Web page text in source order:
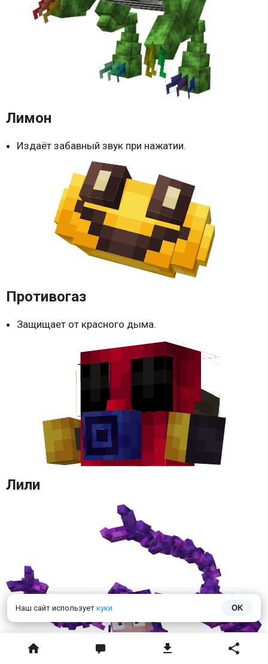
Лимон
Издаёт забавный звук при нажатии.
Противогаз
Защищает от красного дыма.
Лили
Наш сайт использует куки OK